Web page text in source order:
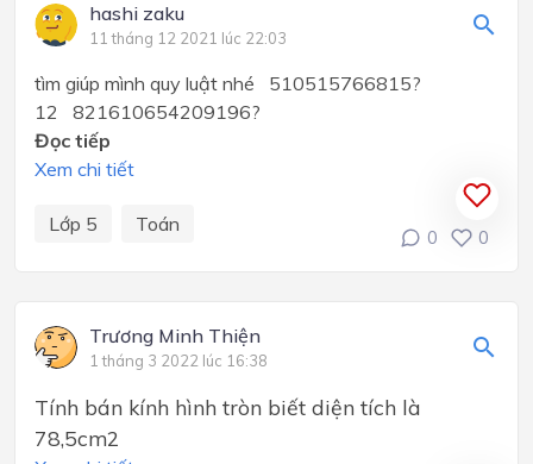
hashi zaku
11 tháng 12 2021 lúc 22:03
tìm giúp mình quy luật nhé 510515766815?
12 821610654209196?
Đọc tiếp
Xem chi tiết
Lớp 5 Toán
0 0
Trương Minh Thiện
1 tháng 3 2022 lúc 16:38
Tính bán kính hình tròn biết diện tích là
78,5cm2